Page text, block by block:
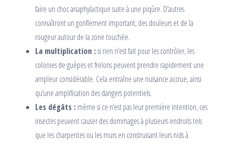
faire un choc anaphylactique suite à une piqûre. D’autres
connaîtront un gonflement important, des douleurs et de la
rougeur autour de la zone touchée.
La multiplication :si rien n’est fait pour les contrôler, les
colonies de guêpes et frelons peuvent prendre rapidement une
ampleur considérable. Cela entraîne une nuisance accrue, ainsi
qu’une amplification des dangers potentiels.
Les dégâts : même si ce n’est pas leur première intention, ces
insectes peuvent causer des dommages à plusieurs endroits tels
que les charpentes ou les murs en construisant leurs nids à